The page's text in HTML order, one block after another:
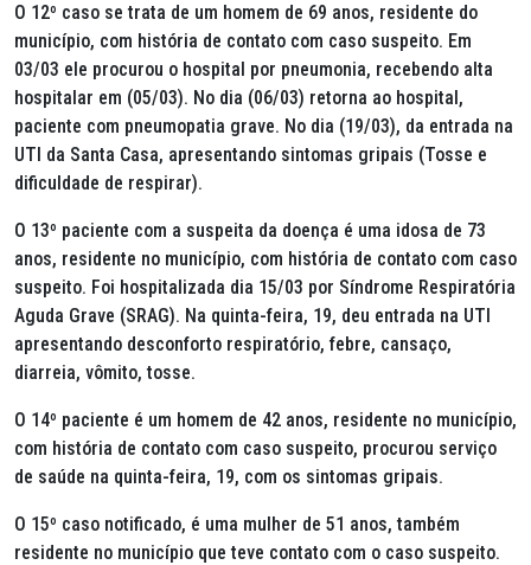
O 12º caso se trata de um homem de 69 anos, residente do
município, com história de contato com caso suspeito. Em
03/03 ele procurou o hospital por pneumonia, recebendo alta
hospitalar em (05/03). No dia (06/03) retorna ao hospital,
paciente com pneumopatia grave. No dia (19/03), da entrada na
UTI da Santa Casa, apresentando sintomas gripais (Tosse e
dificuldade de respirar).
O 13º paciente com a suspeita da doença é uma idosa de 73
anos, residente no município, com história de contato com caso
suspeito. Foi hospitalizada dia 15/03 por Síndrome Respiratória
Aguda Grave (SRAG). Na quinta-feira, 19, deu entrada na UTI
apresentando desconforto respiratório, febre, cansaço,
diarreia, vômito, tosse.
O 14º paciente é um homem de 42 anos, residente no município,
com história de contato com caso suspeito, procurou serviço
de saúde na quinta-feira, 19, com os sintomas gripais.
O 15º caso notificado, é uma mulher de 51 anos, também
residente no município que teve contato com o caso suspeito.